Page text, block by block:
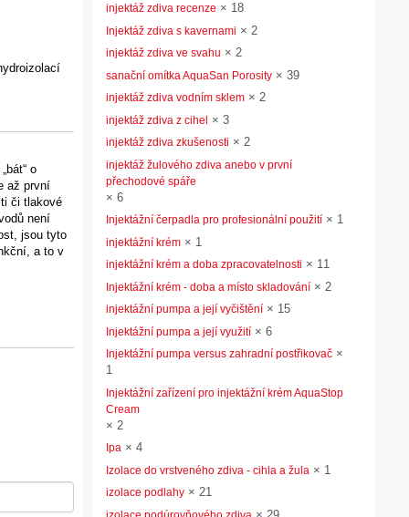
o
až první
či tlakové
není
jsou tyto
a to v
injektáž zdiva recenze × 18
Injektáž zdiva s kavernami × 2
injektáž zdiva ve svahu × 2
sanační omítka AquaSan Porosity × 39
injektáž zdiva vodním sklem × 2
injektáž zdiva z cihel × 3
injektáž zdiva zkušenosti × 2
injektáž žulového zdiva anebo v první
přechodové spáře
× 6
Injektážní čerpadla pro profesionální použití × 1
injektážní krém × 1
injektážní krém a doba zpracovatelnosti × 11
Injektážní krém - doba a místo skladování × 2
injektážní pumpa a její vyčištění × 15
Injektážní pumpa a její využití × 6
Injektážní pumpa versus zahradní postřikovač ×
1
Injektážní zařízení pro injektážní krém AquaStop
Cream
× 2
Ipa × 4
Izolace do vrstveného zdiva - cihla a žula × 1
izolace podlahy × 21
× 29